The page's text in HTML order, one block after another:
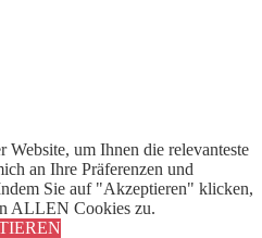
um Ihnen die relevanteste
an Ihre Präferenzen und
Sie auf "Akzeptieren" klicken,
ALLEN Cookies zu.